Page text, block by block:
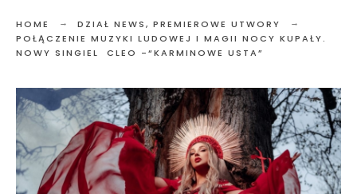
HOME DZIAŁ NEWS, PREMIEROWE UTWORY
POŁĄCZENIE MUZYKI LUDOWEJ I MAGII NOCY KUPAŁY.
NOWY SINGIEL CLEO -“KARMINOWE USTA”